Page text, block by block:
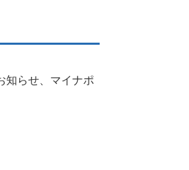
知らせ、マイナポ